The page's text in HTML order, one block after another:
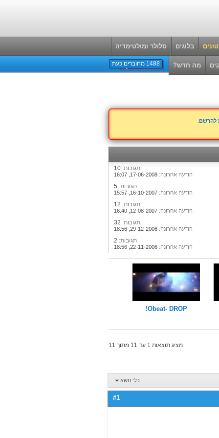
בלוגים סלולר ומולטימדיה
מה חדש? 1488 מחוברים כעת
להרשם
תגובות:
הודעה אחרונה: 16:07
תגובות:
הודעה אחרונה: 15:57
תגובות:
הודעה אחרונה: 16:40
תגובות:
הודעה אחרונה: 18:56
תגובות:
הודעה אחרונה: 18:56
Obeat- DROP!
מציג תוצאות 1 עד 11 מתוך 11
כלי נושא
#1